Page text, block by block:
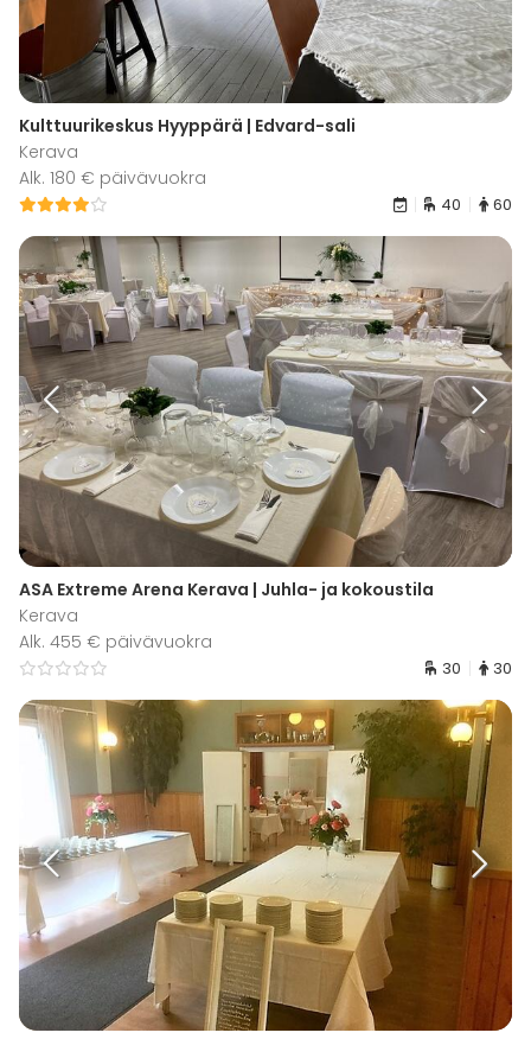
Kulttuurikeskus Hyyppärä | Edvard-sali
Kerava
Alk. 180 € päivävuokra
40 60
ASA Extreme Arena Kerava | Juhla- ja kokoustila
Kerava
Alk. 455 € päivävuokra
30 30